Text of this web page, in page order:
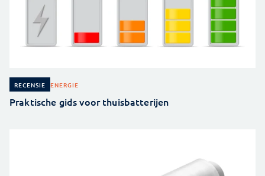
RECENSIE ENERGIE
Praktische gids voor thuisbatterijen